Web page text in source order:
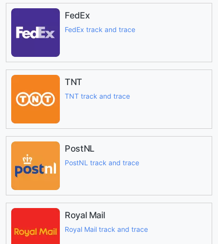
FedEx
FedEx track and trace
TNT
TNT track and trace
PostNL
PostNL track and trace
Royal Mail
Royal Mail track and trace